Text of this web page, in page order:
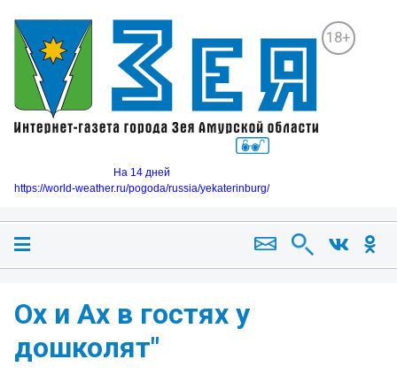
18+
На 14 дней
https://world-weather.ru/pogoda/russia/yekaterinburg/
Ох и Ах в гостях у
дошколят"